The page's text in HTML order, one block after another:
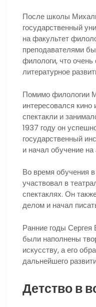
После школы
государственный
на факультет
преподавателями
филологи, что
литературное
Помимо филологии
интересовался
спектакли и
1937 году он
государственный
и начал обучение
Во время обучения
участвовал в
спектаклях. Он
делом и начал
Ранние годы
были наполнены
искусству, а его
дальнейшего
Детство в